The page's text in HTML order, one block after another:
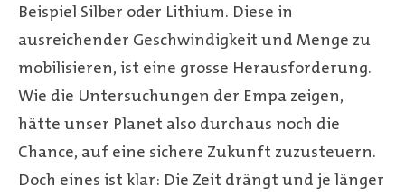
Beispiel Silber oder Lithium. Diese in
ausreichender Geschwindigkeit und Menge zu
mobilisieren, ist eine grosse Herausforderung.
Wie die Untersuchungen der Empa zeigen,
hätte unser Planet also durchaus noch die
Chance, auf eine sichere Zukunft zuzusteuern.
Doch eines ist klar: Die Zeit drängt und je länger